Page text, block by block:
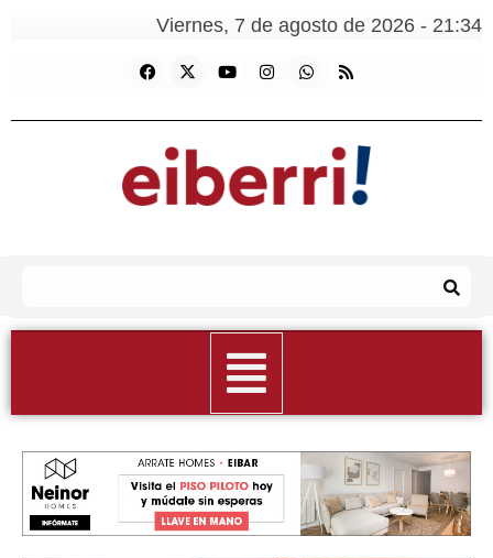
Viernes, 7 de agosto de 2026 - 21:34